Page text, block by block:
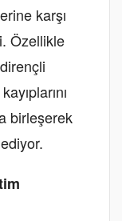
karşı
Özellikle
birleşerek